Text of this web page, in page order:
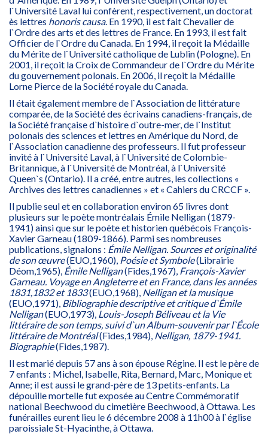
l`Université Laval lui confèrent, respectivement, un doctorat
ès lettres honoris causa. En 1990, il est fait Chevalier de
l`Ordre des arts et des lettres de France. En 1993, il est fait
Officier de l`Ordre du Canada. En 1994, il reçoit la Médaille
du Mérite de l`Université catholique de Lublin (Pologne). En
2001, il reçoit la Croix de Commandeur de l`Ordre du Mérite
du gouvernement polonais. En 2006, il reçoit la Médaille
Lorne Pierce de la Société royale du Canada.
Il était également membre de l`Association de littérature
comparée, de la Société des écrivains canadiens-français, de
la Société française d`histoire d`outre-mer, de l`Institut
polonais des sciences et lettres en Amérique du Nord, de
l`Association canadienne des professeurs. Il fut professeur
invité à l`Université Laval, à l`Université de Colombie-
Britannique, à l`Université de Montréal, à l`Université
Queen`s (Ontario). Il a créé, entre autres, les collections «
Archives des lettres canadiennes » et « Cahiers du CRCCF ».
Il publie seul et en collaboration environ 65 livres dont
plusieurs sur le poète montréalais Émile Nelligan (1879-
1941) ainsi que sur le poète et historien québécois François-
Xavier Garneau (1809-1866). Parmi ses nombreuses
publications, signalons : Émile Nelligan. Sources et originalité
de son œuvre(EUO,1960), Poésie et Symbole(Librairie
Déom,1965), Émile Nelligan(Fides,1967), François-Xavier
Garneau. Voyage en Angleterre et en France, dans les années
1831,1832 et 1833(EUO,1968), Nelligan et la musique
(EUO,1971), Bibliographie descriptive et critique d`Émile
Nelligan(EUO,1973), Louis-Joseph Béliveau et la Vie
littéraire de son temps, suivi d`un Album-souvenir par l`École
littéraire de Montréal(Fides,1984), Nelligan, 1879-1941.
Biographie(Fides,1987).
Il est marié depuis 57 ans à son épouse Régine. Il est le père de
7 enfants : Michel, Isabelle, Rita, Bernard, Marc, Monique et
Anne; il est aussi le grand-père de 13 petits-enfants. La
dépouille mortelle fut exposée au Centre Commémoratif
national Beechwood du cimetière Beechwood, à Ottawa. Les
funérailles eurent lieu le 6 décembre 2008 à 11h00 à l`église
paroissiale St-Hyacinthe, à Ottawa.